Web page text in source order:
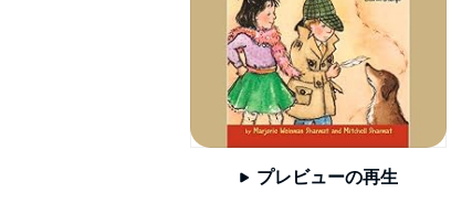
プレビューの再生